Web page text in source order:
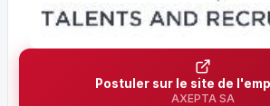
Postuler sur le site de
AXEPTA SA